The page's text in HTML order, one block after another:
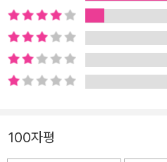
은 철저히 비밀에 부쳐졌고, 원자
당 원자로에 대한 개선 조치나 폐
그라드 원전 사고가 남긴 교훈은
영자들의 가장 중요한 임무는 전
동 중인 원자로를 개량하는 것이
규모로 일어나게 된다. 체르노빌 사고의 여파가 유럽까지 미치자
100자평